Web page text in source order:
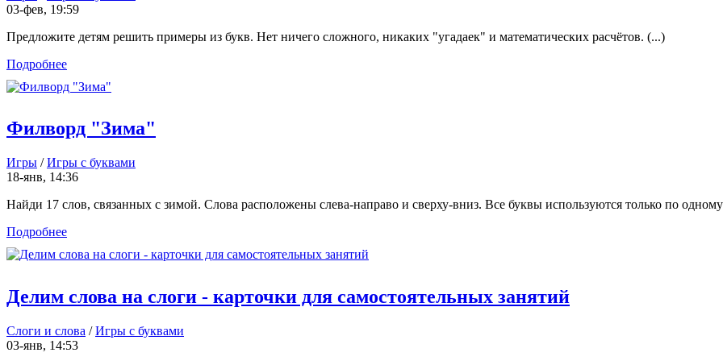
03-фев, 19:59
Предложите детям решить примеры из букв. Нет ничего сложного, никаких "угадаек" и математических расчётов. (...)
Подробнее
Филворд "Зима"
Игры /Игры с буквами
18-янв, 14:36
Найди 17 слов, связанных с зимой. Слова расположены слева-направо и сверху-вниз. Все буквы используются только по одному
Подробнее
Делим слова на слоги - карточки для самостоятельных занятий
Слоги и слова /Игры с буквами
03-янв, 14:53